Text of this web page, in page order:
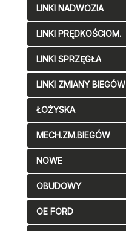
LINKI NADWOZIA
LINKI PRĘDKOŚCIOM.
LINKI SPRZĘGŁA
LINKI ZMIANY BIEGÓW
ŁOŻYSKA
MECH.ZM.BIEGÓW
NOWE
OBUDOWY
OE FORD